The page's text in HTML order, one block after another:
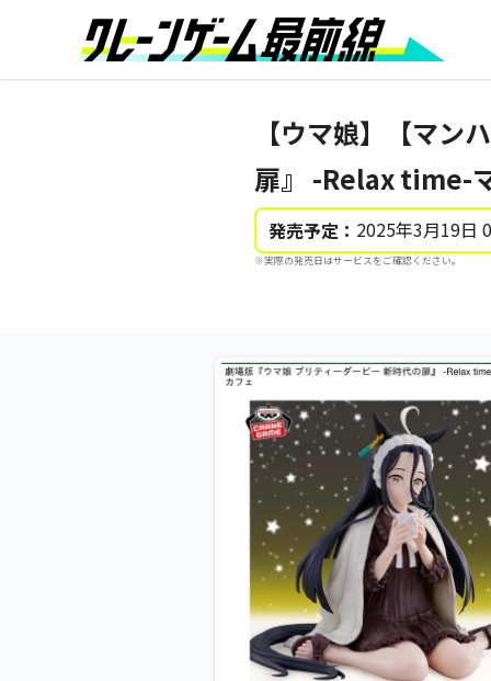
【ウマ娘】【マン
扉』 -Relax time-
発売予定： 2025年3月19日
※実際の発売日はサービスをご確認ください。